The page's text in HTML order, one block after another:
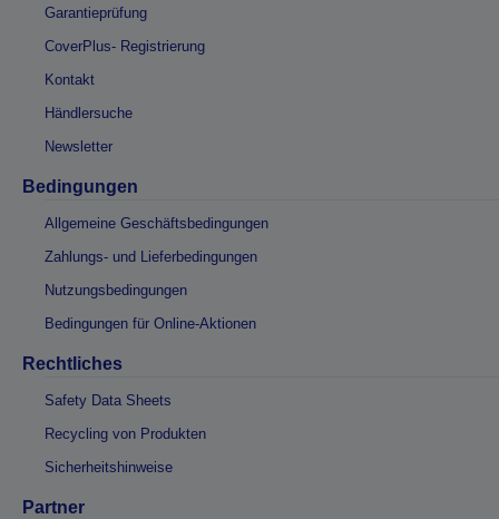
Garantieprüfung
CoverPlus- Registrierung
Kontakt
Händlersuche
Newsletter
Bedingungen
Allgemeine Geschäftsbedingungen
Zahlungs- und Lieferbedingungen
Nutzungsbedingungen
Bedingungen für Online-Aktionen
Rechtliches
Safety Data Sheets
Recycling von Produkten
Sicherheitshinweise
Partner